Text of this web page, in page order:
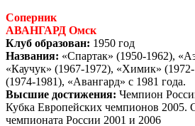
Соперник
АВАНГАРД Омск
Клуб образован: 1950 год
Названия: «Спартак» (1950-1962),
«Каучук» (1967-1972), «Химик»
(1974-1981), «Авангард» с 1981 года.
Высшие достижения: Чемпион
Кубка Европейских чемпионов 2005.
чемпионата России 2001 и 2006